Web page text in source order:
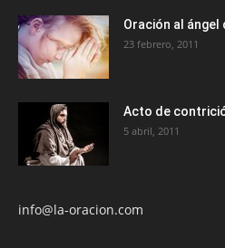
Oración al ángel
23 febrero, 2011
Acto de
5 abril, 2011
info@la-oracion.com